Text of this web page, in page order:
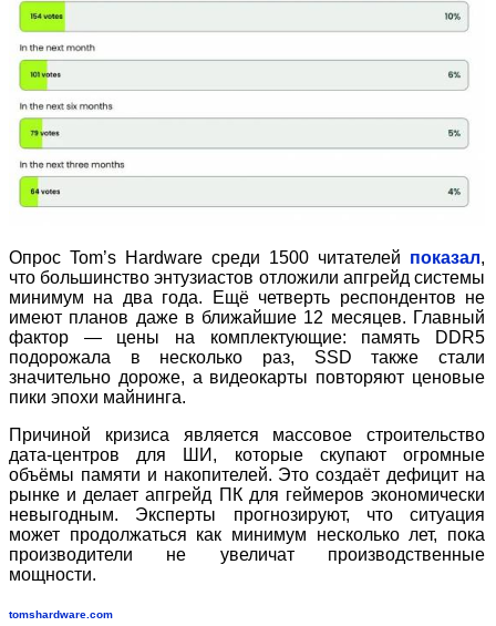
Опрос Tom’s Hardware среди 1500 читателей показал,
что большинство энтузиастов отложили апгрейд системы
минимум на два года. Ещё четверть респондентов не
имеют планов даже в ближайшие 12 месяцев. Главный
фактор — цены на комплектующие: память DDR5
подорожала в несколько раз, SSD также стали
значительно дороже, а видеокарты повторяют ценовые
пики эпохи майнинга.
Причиной кризиса является массовое строительство
дата‑центров для ШИ, которые скупают огромные
объёмы памяти и накопителей. Это создаёт дефицит на
рынке и делает апгрейд ПК для геймеров экономически
невыгодным. Эксперты прогнозируют, что ситуация
может продолжаться как минимум несколько лет, пока
производители не увеличат производственные
мощности.
tomshardware.com